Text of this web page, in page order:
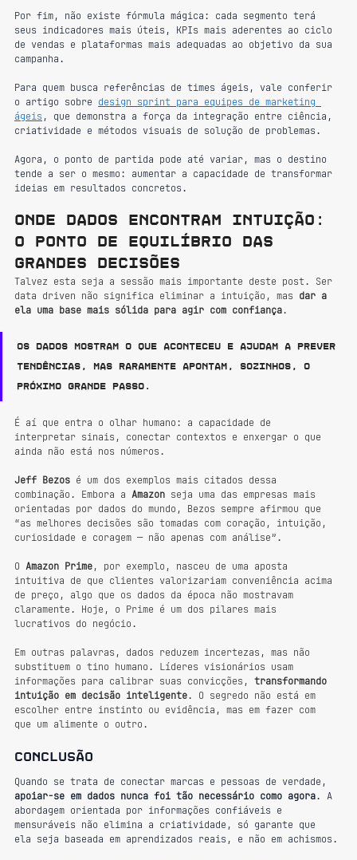
Por fim, não existe fórmula mágica: cada segmento terá
seus indicadores mais úteis, KPIs mais aderentes ao ciclo
de vendas e plataformas mais adequadas ao objetivo da sua
campanha.
Para quem busca referências de times ágeis, vale conferir
o artigo sobre design sprint para equipes de marketing
ágeis , que demonstra a força da integração entre ciência,
criatividade e métodos visuais de solução de problemas.
Agora, o ponto de partida pode até variar, mas o destino
tende a ser o mesmo: aumentar a capacidade de transformar
ideias em resultados concretos.
Onde dados encontram intuição:
o ponto de equilíbrio das
grandes decisões
Talvez esta seja a sessão mais importante deste post. Ser
data driven não significa eliminar a intuição, mas dar a
ela uma base mais sólida para agir com confiança.
Os dados mostram o que aconteceu e ajudam a prever
tendências, mas raramente apontam, sozinhos, o
próximo grande passo.
É aí que entra o olhar humano: a capacidade de
interpretar sinais, conectar contextos e enxergar o que
ainda não está nos números.
Jeff Bezos é um dos exemplos mais citados dessa
combinação. Embora a Amazon seja uma das empresas mais
orientadas por dados do mundo, Bezos sempre afirmou que
“as melhores decisões são tomadas com coração, intuição,
curiosidade e coragem — não apenas com análise”.
O Amazon Prime, por exemplo, nasceu de uma aposta
intuitiva de que clientes valorizariam conveniência acima
de preço, algo que os dados da época não mostravam
claramente. Hoje, o Prime é um dos pilares mais
lucrativos do negócio.
Em outras palavras, dados reduzem incertezas, mas não
substituem o tino humano. Líderes visionários usam
informações para calibrar suas convicções, transformando
intuição em decisão inteligente. O segredo não está em
escolher entre instinto ou evidência, mas em fazer com
que um alimente o outro.
Conclusão
Quando se trata de conectar marcas e pessoas de verdade,
apoiar-se em dados nunca foi tão necessário como agora. A
abordagem orientada por informações confiáveis e
mensuráveis não elimina a criatividade, só garante que
ela seja baseada em aprendizados reais, e não em achismos.